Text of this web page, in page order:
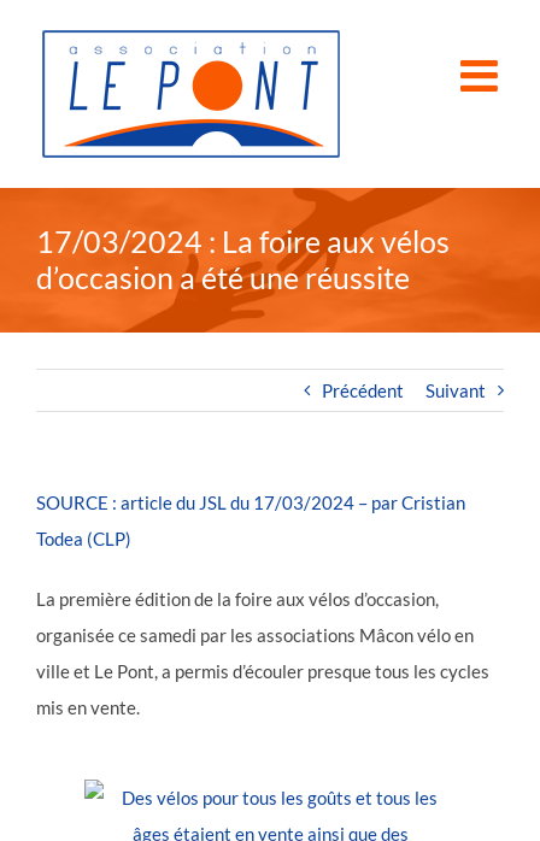
17/03/2024 : La foire aux vélos
d’occasion a été une réussite
Précédent Suivant
SOURCE : article du JSL du 17/03/2024 – par Cristian
Todea (CLP)
La première édition de la foire aux vélos d’occasion,
organisée ce samedi par les associations Mâcon vélo en
ville et Le Pont, a permis d’écouler presque tous les cycles
mis en vente.